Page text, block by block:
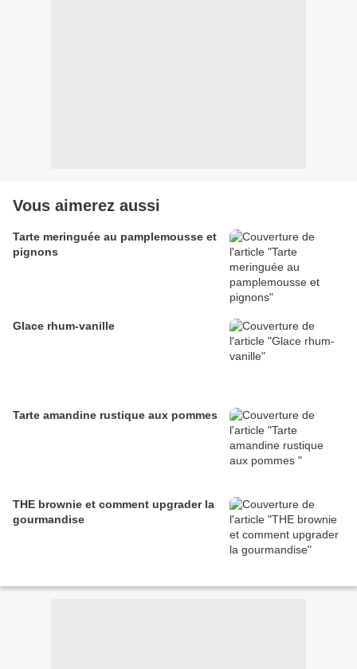
Vous aimerez aussi
Tarte meringuée au pamplemousse et
pignons
Glace rhum-vanille
Tarte amandine rustique aux pommes
THE brownie et comment upgrader la
gourmandise